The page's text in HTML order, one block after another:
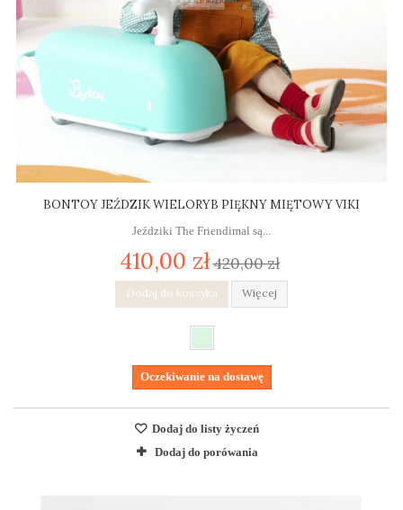
BONTOY JEŹDZIK WIELORYB PIĘKNY MIĘTOWY VIKI
Jeździki The Friendimal są...
410,00 zł420,00 zł
Dodaj do koszyka Więcej
Oczekiwanie na dostawę
Dodaj do listy życzeń
Dodaj do porówania